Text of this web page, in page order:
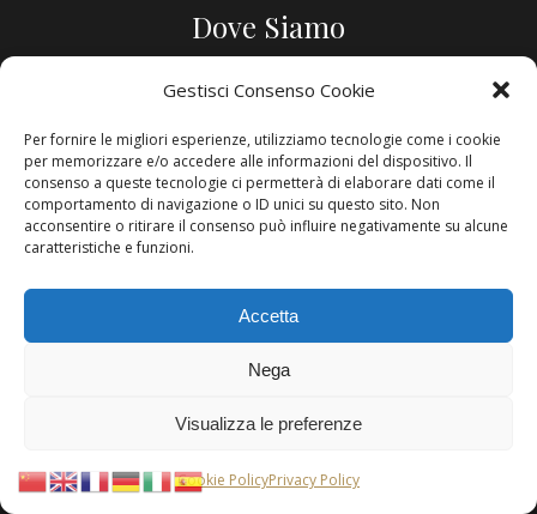
Gestisci Consenso Cookie
Per fornire le migliori esperienze, utilizziamo tecnologie come i cookie
per memorizzare e/o accedere alle informazioni del dispositivo. Il
consenso a queste tecnologie ci permetterà di elaborare dati come il
comportamento di navigazione o ID unici su questo sito. Non
acconsentire o ritirare il consenso può influire negativamente su alcune
caratteristiche e funzioni.
Accetta
Nega
Visualizza le preferenze
Cookie PolicyPrivacy Policy
Dove Siamo
Scrivici
dimoredellidris@gmail.com
Connettiti con noi
Seguici sui nostri canali social